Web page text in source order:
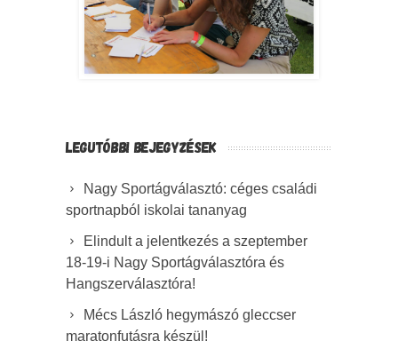
LEGUTÓBBI BEJEGYZÉSEK
Nagy Sportágválasztó: céges családi
sportnapból iskolai tananyag
Elindult a jelentkezés a szeptember
18-19-i Nagy Sportágválasztóra és
Hangszerválasztóra!
Mécs László hegymászó gleccser
maratonfutásra készül!